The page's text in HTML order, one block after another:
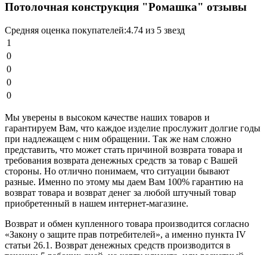
Потолочная конструкция "Ромашка" отзывы
Средняя оценка покупателей:4.74 из 5 звезд
1
0
0
0
0
Мы уверены в высоком качестве наших товаров и
гарантируем Вам, что каждое изделие прослужит долгие годы
при надлежащем с ним обращении. Так же нам сложно
представить, что может стать причиной возврата товара и
требования возврата денежных средств за товар с Вашей
стороны. Но отлично понимаем, что ситуации бывают
разные. Именно по этому мы даем Вам 100% гарантию на
возврат товара и возврат денег за любой штучный товар
приобретенный в нашем интернет-магазине.
Возврат и обмен купленного товара производится согласно
«Закону о защите прав потребителей», а именно пункта IV
статьи 26.1. Возврат денежных средств производится в